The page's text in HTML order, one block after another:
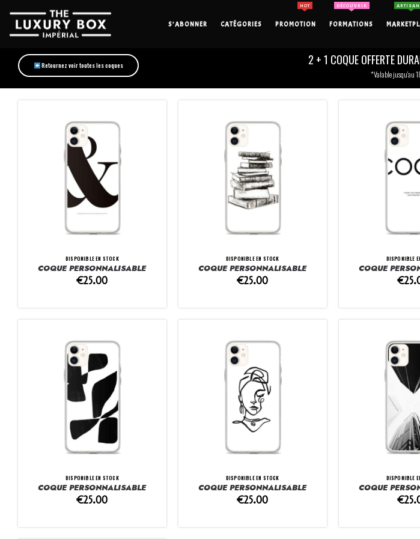
S’ABONNER CATÉGORIES PROMOTION
HOT
FORMATIONS
DÉCOUVRIR
Retournez voir toutes les coques 2 + 1 COQUE OFFERTE
*Valable jusqu'au
DISPONIBLE EN STOCK
COQUE PERSONNALISABLE
€25.00
DISPONIBLE EN STOCK
COQUE PERSONNALISABLE
€25.00
DISPONIBLE
COQUE
€
DISPONIBLE EN STOCK
COQUE PERSONNALISABLE
€25.00
DISPONIBLE EN STOCK
COQUE PERSONNALISABLE
€25.00
DISPONIBLE
COQUE
€